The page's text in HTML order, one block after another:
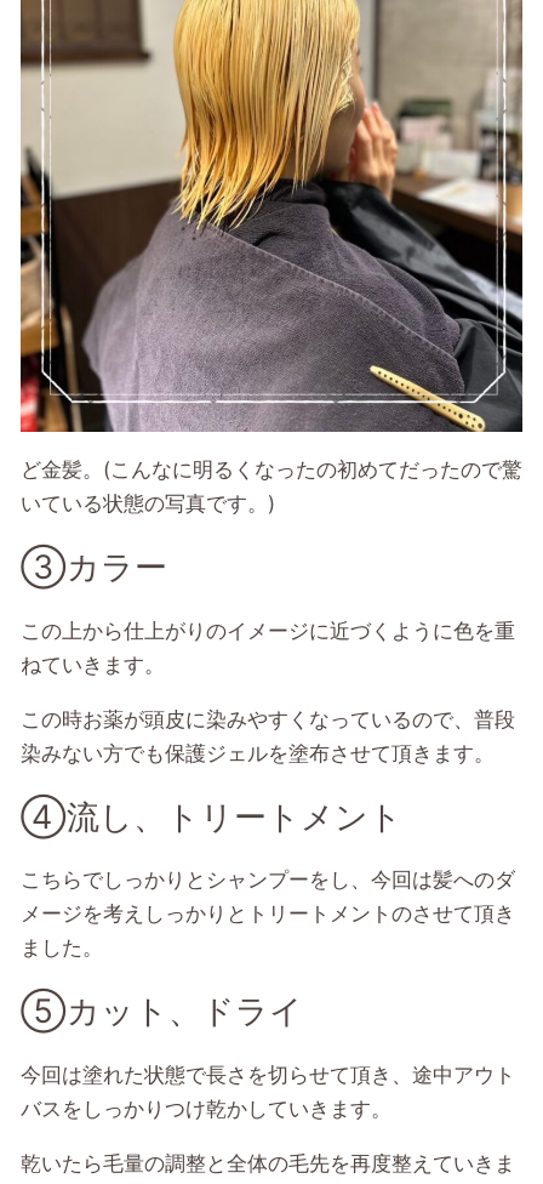
ど金髪。(こんなに明るくなったの初めてだったので驚
いている状態の写真です。)
③カラー
この上から仕上がりのイメージに近づくように色を重
ねていきます。
この時お薬が頭皮に染みやすくなっているので、普段
染みない方でも保護ジェルを塗布させて頂きます。
④流し、トリートメント
こちらでしっかりとシャンプーをし、今回は髪へのダ
メージを考えしっかりとトリートメントのさせて頂き
ました。
⑤カット、ドライ
今回は塗れた状態で長さを切らせて頂き、途中アウト
バスをしっかりつけ乾かしていきます。
乾いたら毛量の調整と全体の毛先を再度整えていきま